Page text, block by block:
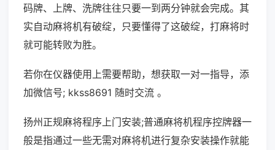
码牌、上牌、洗牌往往只要一到两分钟就会完成。其
实自动麻将机有破绽，只要懂得了这破绽，打麻将时
就可能转败为胜。
若你在仪器使用上需要帮助，想获取一对一指导，添
加微信号; kkss8691 随时交流 。
扬州正规麻将程序上门安装;普通麻将机程序控牌器一
般是指通过一些无需对麻将机进行复杂安装操作就能